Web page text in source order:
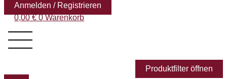
Anmelden / Registrieren
0,00€ 0 Warenkorb
Produktfilter öffnen